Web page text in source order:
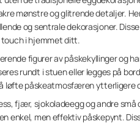
mønstre og glitrende detaljer.
og sentrale dekorasjoner.
touch i hjemmet ditt.
figurer av påskekyllinger og
rundt i stuen eller legges på
løfte påskeatmosfæren ytterligere
fjær, sjokoladeegg og andre
enkel, men effektiv påskepynt.